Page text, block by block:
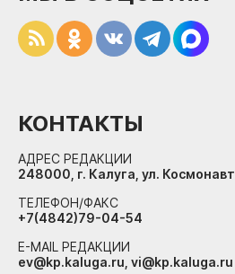
КОНТАКТЫ
АДРЕС РЕДАКЦИИ
248000, г. Калуга, ул.
ТЕЛЕФОН/ФАКС
+7(4842)79-04-54
E-MAIL РЕДАКЦИИ
ev@kp.kaluga.ru, vi@kp.kaluga.ru